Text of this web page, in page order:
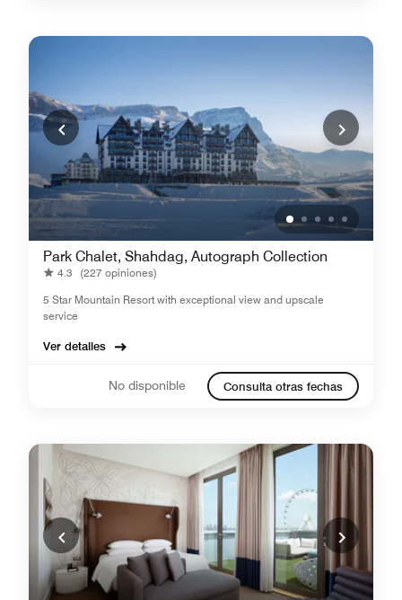
Park Chalet, Shahdag, Autograph Collection
4.3
(227 opiniones)
5 Star Mountain Resort with exceptional view and upscale
service
Ver detalles
No disponible Consulta otras fechas